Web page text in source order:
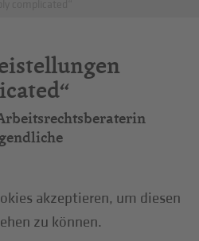
akzeptieren, um diesen
zu können.